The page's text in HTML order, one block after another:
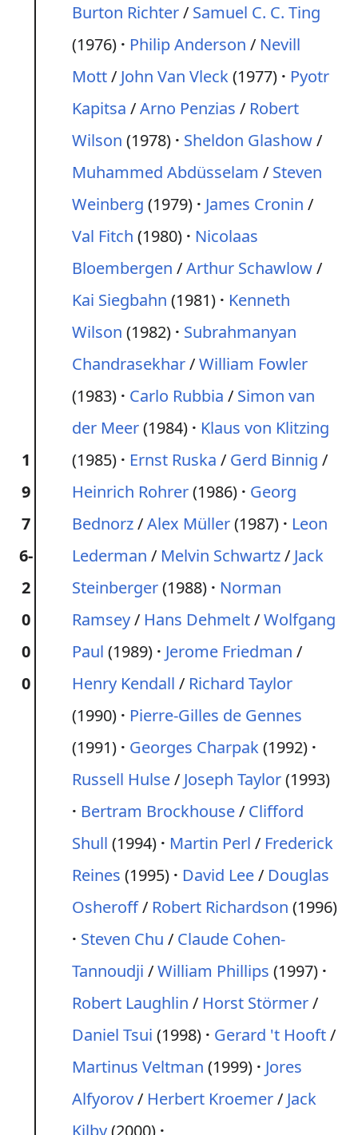
1
9
7
6-
2
0
0
0
Burton Richter/ Samuel C. C. Ting
(1976)
Philip Anderson / Nevill
Mott/ John Van Vleck(1977)
Pyotr
Kapitsa /Arno Penzias / Robert
Wilson (1978) Sheldon Glashow/
Muhammed Abdüsselam / Steven
Weinberg (1979) James Cronin /
Val Fitch (1980)
Nicolaas
Bloembergen /Arthur Schawlow/
Kai Siegbahn (1981)
Kenneth
Wilson (1982)
Subrahmanyan
Chandrasekhar/William Fowler
(1983)
Carlo Rubbia / Simon van
der Meer(1984)
Klaus von Klitzing
(1985)
Ernst Ruska / Gerd Binnig /
Heinrich Rohrer(1986)
Georg
Bednorz/Alex Müller(1987)
Leon
Lederman / Melvin Schwartz/ Jack
Steinberger(1988)
Norman
Ramsey/ Hans Dehmelt/Wolfgang
Paul (1989) Jerome Friedman /
Henry Kendall / Richard Taylor
(1990)
Pierre-Gilles de Gennes
(1991)
Georges Charpak(1992)
Russell Hulse/ Joseph Taylor(1993)
Bertram Brockhouse/ Clifford
Shull (1994) Martin Perl / Frederick
Reines (1995) David Lee/ Douglas
Osheroff/ Robert Richardson (1996)
Steven Chu / Claude Cohen-
Tannoudji /William Phillips (1997)
Robert Laughlin / Horst Störmer/
Daniel Tsui (1998) Gerard 't Hooft/
Martinus Veltman (1999)
Jores
Alfyorov/ Herbert Kroemer/ Jack
Kilby(2000)